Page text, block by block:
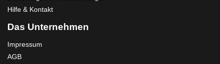
Hilfe & Kontakt
Das Unternehmen
Impressum
AGB